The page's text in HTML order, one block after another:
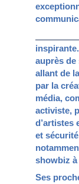
auprès de
allant de
par la
média,
activiste,
d’artistes
et
showbiz à
Ses